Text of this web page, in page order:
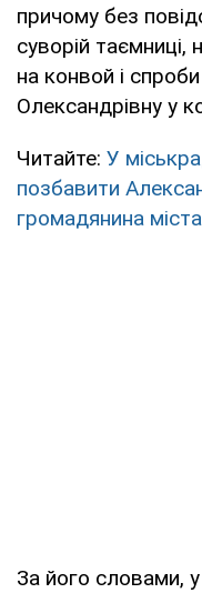
причому без
суворій таємниці,
на конвой і
Олександрівну у
Читайте: У
позбавити
громадянина міста
За його словами, у